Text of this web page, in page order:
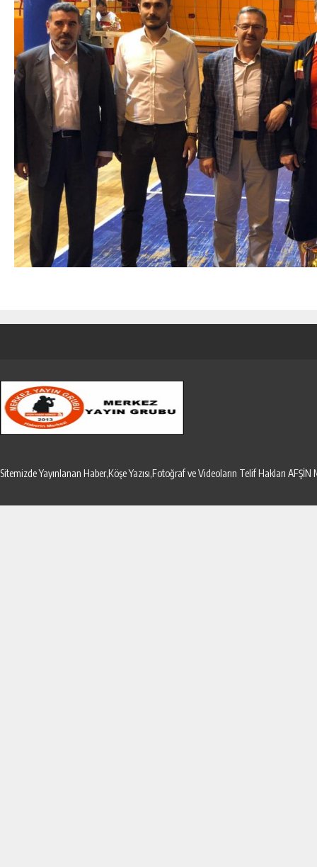
Sitemizde Yayınlanan Haber,Köşe Yazısı,Fotoğraf ve Videoların Telif Hakları